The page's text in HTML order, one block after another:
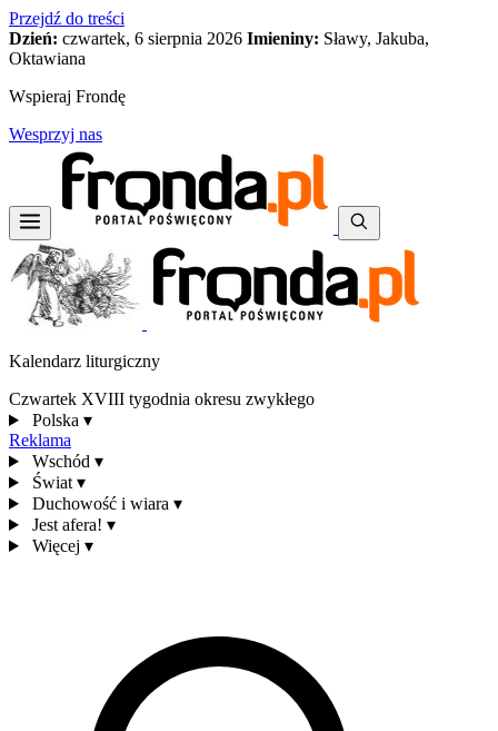
Przejdź do treści
Dzień: czwartek, 6 sierpnia 2026 Imieniny: Sławy, Jakuba,
Oktawiana
Wspieraj Frondę
Wesprzyj nas
Kalendarz liturgiczny
Czwartek XVIII tygodnia okresu zwykłego
Polska ▾
Reklama
Wschód ▾
Świat ▾
Duchowość i wiara ▾
Jest afera! ▾
Więcej ▾